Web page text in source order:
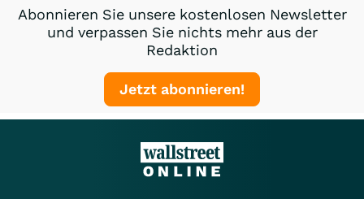
Abonnieren Sie unsere kostenlosen Newsletter
und verpassen Sie nichts mehr aus der
Redaktion
Jetzt abonnieren!